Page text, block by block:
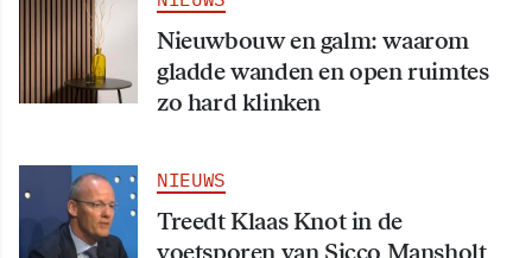
Nieuwbouw en galm: waarom
gladde wanden en open ruimtes
zo hard klinken
NIEUWS
Treedt Klaas Knot in de